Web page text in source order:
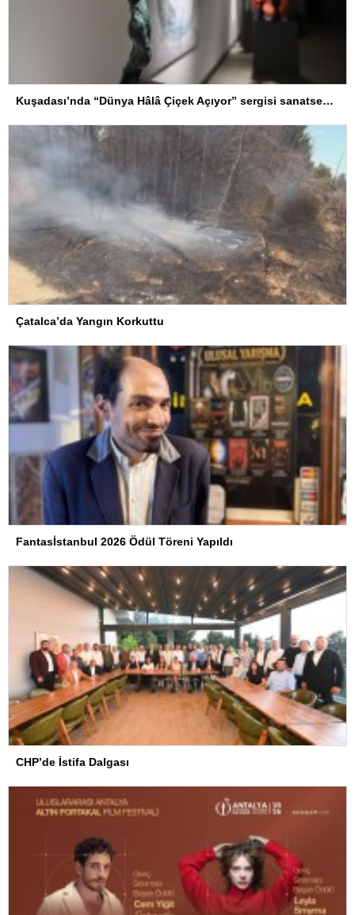
Kuşadası’nda “Dünya Hâlâ Çiçek Açıyor” sergisi sanatseverlerle buluşuyor
Çatalca’da Yangın Korkuttu
Fantasİstanbul 2026 Ödül Töreni Yapıldı
CHP’de İstifa Dalgası